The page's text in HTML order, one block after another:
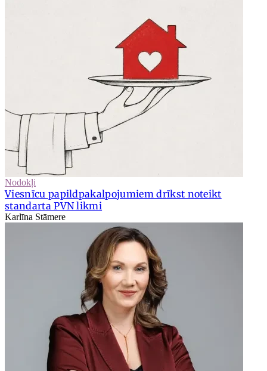
Nodokļi
Viesnīcu papildpakalpojumiem drīkst noteikt
standarta PVN likmi
Karlīna Stāmere